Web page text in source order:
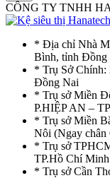
CÔNG TY TNHH
* Địa chỉ Nhà
Bình, tỉnh Đồng
* Trụ Sở Chính:
Đồng Nai
* Trụ sở Miền
P.HIỆP AN –
* Trụ sở Miền
Nôi (Ngay chân
* Trụ sở
TP.Hồ Chí Minh
* Trụ sở Cần